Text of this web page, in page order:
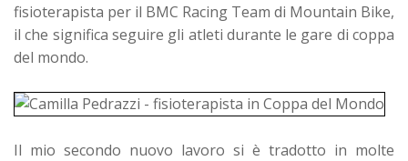
fisioterapista per il BMC Racing Team di Mountain Bike,
il che significa seguire gli atleti durante le gare di coppa
del mondo.
Il mio secondo nuovo lavoro si è tradotto in molte